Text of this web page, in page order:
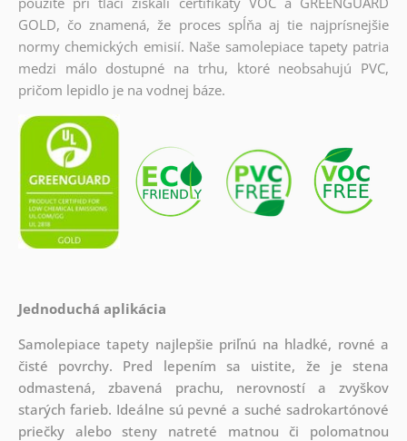
GOLD, čo znamená, že proces spĺňa aj tie najprísnejšie
normy chemických emisií. Naše samolepiace tapety patria
medzi málo dostupné na trhu, ktoré neobsahujú PVC,
pričom lepidlo je na vodnej báze.
Jednoduchá aplikácia
Samolepiace tapety najlepšie priľnú na hladké, rovné a
čisté povrchy. Pred lepením sa uistite, že je stena
odmastená, zbavená prachu, nerovností a zvyškov
starých farieb. Ideálne sú pevné a suché sadrokartónové
priečky alebo steny natreté matnou či polomatnou